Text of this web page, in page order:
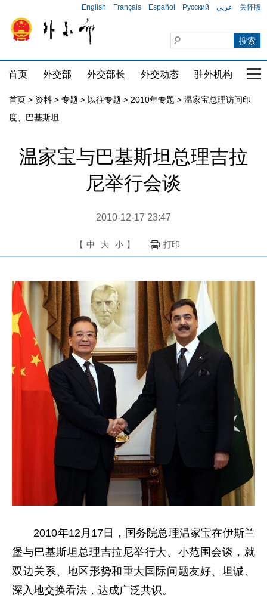
English Français Español Русский عربي 关怀版
首页 外交部 外交部长 外交动态 驻外机构 国
首页 > 资料 > 专题 > 以往专题 > 2010年专题 > 温家宝总理访问印
度、巴基斯坦
温家宝与巴基斯坦总理吉拉
尼举行会谈
2010-12-17 23:47
【 中 大 小 】 打印
2010年12月17日，国务院总理温家宝在伊斯兰
堡与巴基斯坦总理吉拉尼举行大、小范围会谈，就
双边关系、地区形势和重大国际问题友好、坦诚、
深入地交换看法，达成广泛共识。